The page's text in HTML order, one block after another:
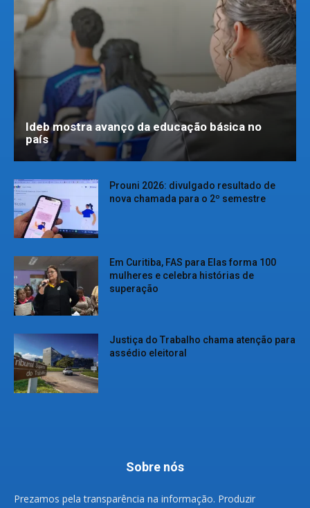
Ideb mostra avanço da educação básica no
país
Prouni 2026: divulgado resultado de
nova chamada para o 2º semestre
Em Curitiba, FAS para Elas forma 100
mulheres e celebra histórias de
superação
Justiça do Trabalho chama atenção para
assédio eleitoral
Sobre nós
Prezamos pela transparência na informação. Produzir